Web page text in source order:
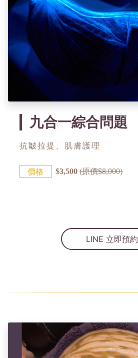
九合一綜合問題
抗皺拉提、肌膚護理
價格 $3,500 (原價$8,000)
LINE 立即預約